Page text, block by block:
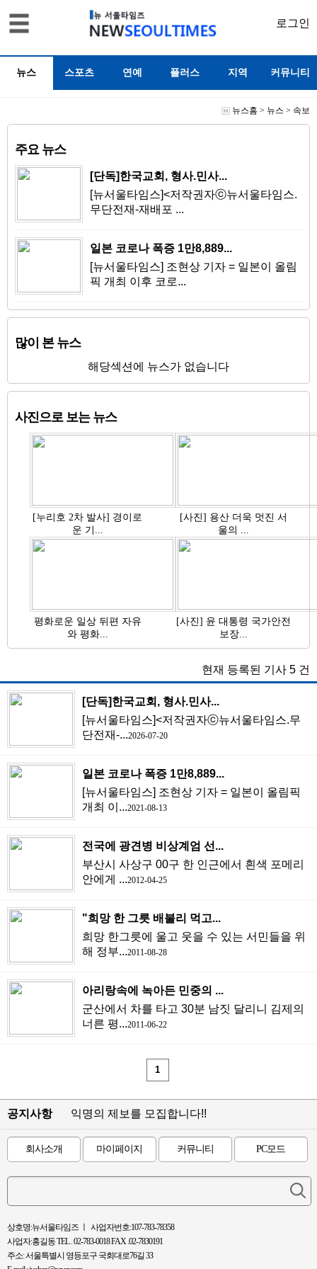
로그인
뉴스 스포츠 연예 플러스 지역 커뮤니티
뉴스홈 > 뉴스 > 속보
주요 뉴스
[단독]한국교회, 형사.민사...
[뉴서울타임스]<저작권자ⓒ뉴서울타임스.
무단전재-재배포 ...
일본 코로나 폭증 1만8,889...
[뉴서울타임스] 조현상 기자 = 일본이 올림
픽 개최 이후 코로...
많이 본 뉴스
해당섹션에 뉴스가 없습니다
사진으로 보는 뉴스
[누리호 2차 발사] 경이로
운 기...
[사진] 용산 더욱 멋진 서
울의 ...
평화로운 일상 뒤편 자유
와 평화...
[사진] 윤 대통령 국가안전
보장...
현재 등록된 기사 5 건
[단독]한국교회, 형사.민사...
[뉴서울타임스]<저작권자ⓒ뉴서울타임스.무
단전재-...2026-07-20
일본 코로나 폭증 1만8,889...
[뉴서울타임스] 조현상 기자 = 일본이 올림픽
개최 이...2021-08-13
전국에 광견병 비상계엄 선...
부산시 사상구 00구 한 인근에서 흰색 포메리
안에게 ...2012-04-25
"희망 한 그릇 배불리 먹고...
희망 한그릇에 울고 웃을 수 있는 서민들을 위
해 정부...2011-08-28
아리랑속에 녹아든 민중의 ...
군산에서 차를 타고 30분 남짓 달리니 김제의
너른 평...2011-06-22
1
공지사항 익명의 제보를 모집합니다!!
회사소개 마이페이지 커뮤니티 PC모드
상호명:뉴서울타임즈 ㅣ 사업자번호:107-783-78358
사업자:홍길동 TEL . 02-783-0018 FAX .02-7830191
주소: 서울특별시 영등포구 국회대로76길 33